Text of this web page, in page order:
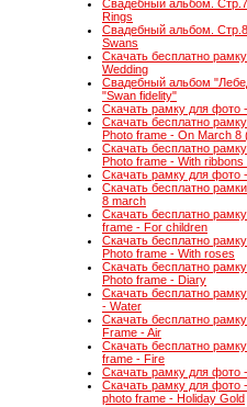
Свадебный альбом.
Rings
Свадебный альбом.
Swans
Скачать бесплатно
Wedding
Свадебный альбом
"Swan fidelity"
Скачать рамку для фото
Скачать бесплатно
Photo frame - On March 8
Скачать бесплатно
Photo frame - With
Скачать рамку для фото
Скачать бесплатно
8 march
Скачать бесплатно
frame - For children
Скачать бесплатно
Photo frame - With roses
Скачать бесплатно
Photo frame - Diary
Скачать бесплатно
- Water
Скачать бесплатно
Frame - Air
Скачать бесплатно
frame - Fire
Скачать рамку для фото
Скачать рамку для фото
photo frame - Holiday Gold